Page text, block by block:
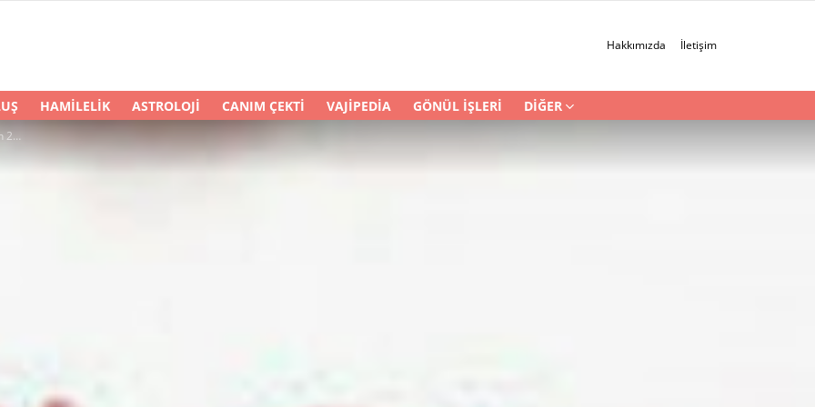
Hakkımızda İletişim
HAMILELIK ASTROLOJI CANIM ÇEKTI VAJIPEDIA GÖNÜL İŞLERI DIĞER